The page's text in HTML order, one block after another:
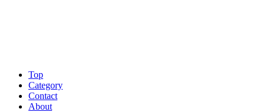
Top
Category
Contact
About